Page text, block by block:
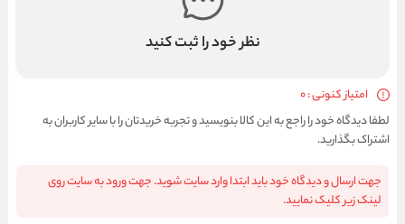
نظر خود را ثبت کنید
امتیاز کنونی : 0
لطفا دیدگاه خود را راجع به این کالا بنویسید و تجربه خریدتان را با سایر کاربران به
اشتراک بگذارید.
جهت ارسال و دیدگاه خود باید ابتدا وارد سایت شوید. جهت ورود به سایت روی
لینک زیر کلیک نمایید.